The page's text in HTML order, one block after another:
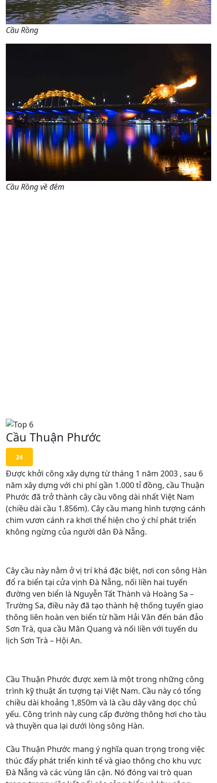
Cầu Rồng
Cầu Rồng về đêm
Cầu Thuận Phước
24
Được khởi công xây dựng từ tháng 1 năm 2003 , sau 6
năm xây dựng với chi phí gần 1.000 tỉ đồng, cầu Thuận
Phước đã trở thành cây cầu võng dài nhất Việt Nam
(chiều dài cầu 1.856m). Cây cầu mang hình tượng cánh
chim vươn cánh ra khơi thể hiện cho ý chí phát triển
không ngừng của người dân Đà Nẵng.
Cây cầu này nằm ở vị trí khá đặc biệt, nơi con sông Hàn
đổ ra biển tại cửa vịnh Đà Nẵng, nối liền hai tuyến
đường ven biển là Nguyễn Tất Thành và Hoàng Sa –
Trường Sa, điều này đã tạo thành hệ thống tuyến giao
thông liên hoàn ven biển từ hầm Hải Vân đến bán đảo
Sơn Trà, qua cầu Mân Quang và nối liền với tuyến du
lịch Sơn Trà – Hội An.
Cầu Thuận Phước được xem là một trong những công
trình kỹ thuật ấn tượng tại Việt Nam. Cầu này có tổng
chiều dài khoảng 1,850m và là cầu dây văng dọc chủ
yếu. Công trình này cung cấp đường thông hơi cho tàu
và thuyền qua lại dưới lòng sông Hàn.
Cầu Thuận Phước mang ý nghĩa quan trọng trong việc
thúc đẩy phát triển kinh tế và giao thông cho khu vực
Đà Nẵng và các vùng lân cận. Nó đóng vai trò quan